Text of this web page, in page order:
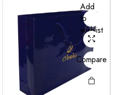
Add
to
wishlist
Compare